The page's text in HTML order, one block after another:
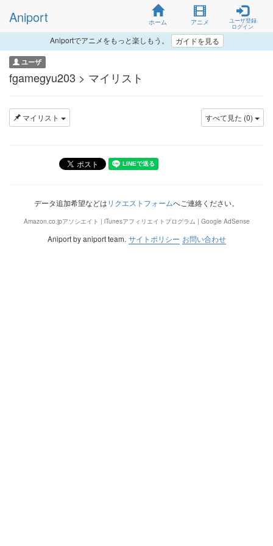
Aniport ホーム アニメ
ユーザ登録
ログイン
Aniportでアニメをもっと楽しもう。 ガイドを見る
ユーザ
fgamegyu203 > マイリスト
マイリスト すべて見た (0)
データ追加希望などはリクエストフォームへご連絡ください。
Amazon.co.jpアソシエイト | iTunesアフィリエイトプログラム | Google AdSense
Aniport by aniport team. サイトポリシー お問い合わせ